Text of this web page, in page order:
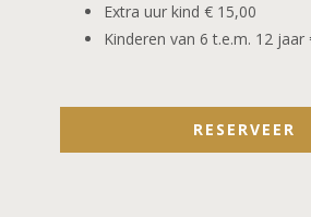
Extra uur kind € 15,00
Kinderen van 6 t.e.m. 12 jaar
RESERVEER